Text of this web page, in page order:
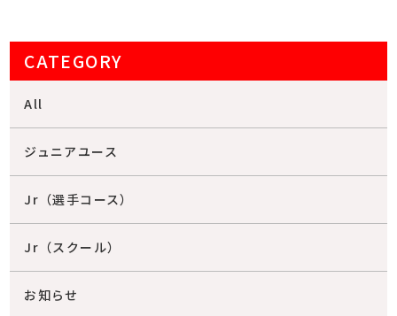
CATEGORY
All
ジュニアユース
Jr（選手コース）
Jr（スクール）
お知らせ